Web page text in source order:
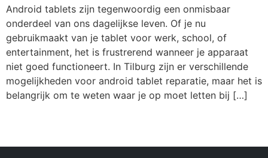
Android tablets zijn tegenwoordig een onmisbaar
onderdeel van ons dagelijkse leven. Of je nu
gebruikmaakt van je tablet voor werk, school, of
entertainment, het is frustrerend wanneer je apparaat
niet goed functioneert. In Tilburg zijn er verschillende
mogelijkheden voor android tablet reparatie, maar het is
belangrijk om te weten waar je op moet letten bij […]